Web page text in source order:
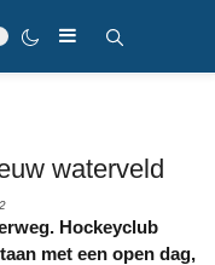
waterveld
met een open dag,